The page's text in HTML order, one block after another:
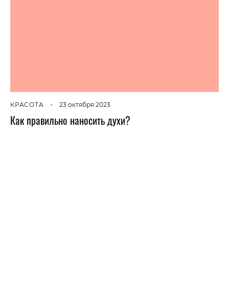
КРАСОТА • 23 октября 2023
Как правильно наносить духи?